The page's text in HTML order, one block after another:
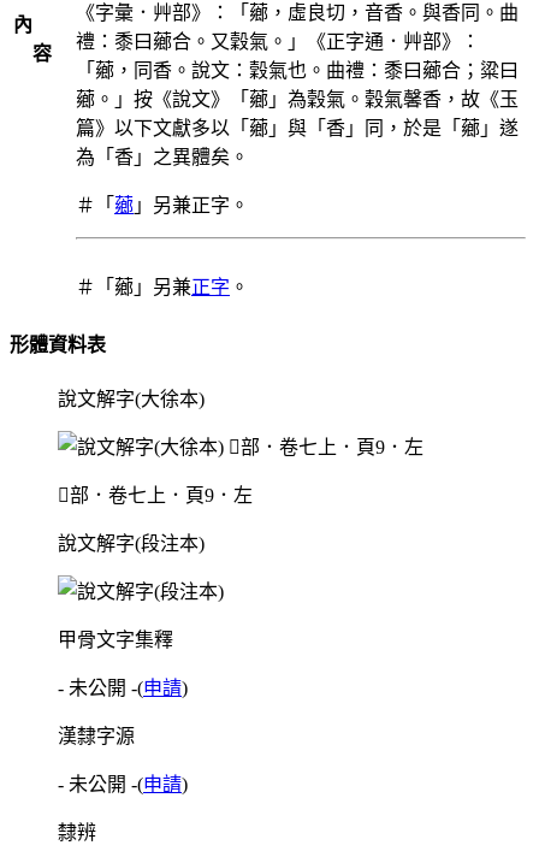
內
容
《字彙．艸部》：「薌，虛良切，音香。與香同。曲
禮：黍曰薌合。又穀氣。」《正字通．艸部》：
「薌，同香。說文：穀氣也。曲禮：黍曰薌合；粱曰
薌。」按《說文》「薌」為穀氣。穀氣馨香，故《玉
篇》以下文獻多以「薌」與「香」同，於是「薌」遂
為「香」之異體矣。
＃「 薌 」另兼正字。
＃「薌」另兼正字 。
形體資料表
說文解字(大徐本)
󶯃部．卷七上．頁9．左
說文解字(段注本)
甲骨文字集釋
- 未公開 -(申請)
漢隸字源
- 未公開 -(申請)
隸辨